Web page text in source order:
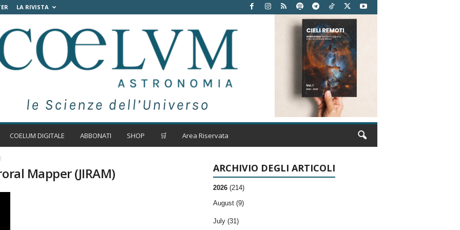
LA RIVISTA
COELUM DIGITALE ABBONATI SHOP 🛒 Area Riservata
Mapper (JIRAM) ARCHIVIO DEGLI ARTICOLI
2026 (214)
August (9)
July (31)